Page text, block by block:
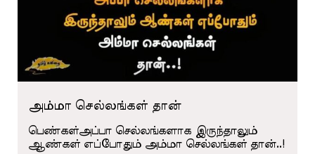
அம்மா செல்லங்கள் தான்
பெண்கள்அப்பா செல்லங்களாக இருந்தாலும்
ஆண்கள் எப்போதும் அம்மா செல்லங்கள் தான்..!